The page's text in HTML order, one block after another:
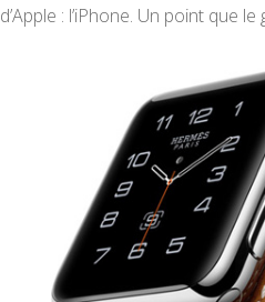
d’Apple : l’iPhone. Un point que